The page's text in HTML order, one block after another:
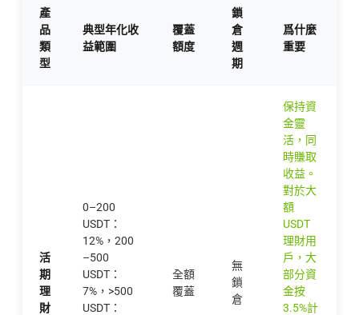
產
品
類
型
典型年化收
益範圍
覆蓋
額度
鎖
倉
週
期
爲什麼
重要
活
期
理
財
0–200
USDT：
12%，200
–500
USDT：
7%，>500
USDT：
全額
覆蓋
無
鎖
倉
保持資
金靈
活，同
時賺取
收益。
對於大
額
USDT
理財用
戶，大
部分資
金按
3.5%計